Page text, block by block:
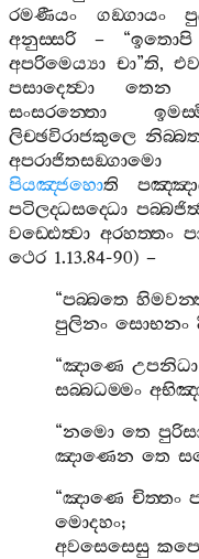
රමණීයං
ගඞ‍්ගායං
අනුස‍්සරි– “ඉතොපි
අපරිමෙය්‍යා චා”ති,
පසාදෙත්‍වා
තෙන
සංසරන‍්තො
ලිච‍්ඡවිරාජකුලෙ
අපරාජිතසඞ‍්ගාමො
පියඤ‍්ජහොති
පටිලද‍්ධසද‍්ධො
වඩ‍්ඪෙත්‍වා අරහත‍්තං
ථෙර1.13.84-90) –
“පබ‍්බතෙ
පුලිනං සොභනං
“ඤාණෙ උපනිධා
සබ‍්බධම‍්මං
“නමො තෙ
ඤාණෙන තෙ
“ඤාණෙ චිත‍්තං
මොදහං;
අවසෙසෙසු